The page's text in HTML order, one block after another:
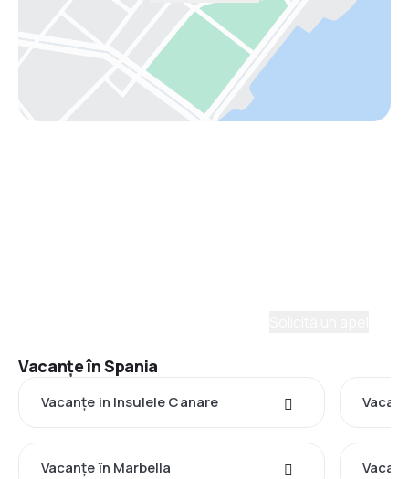
Vacanţe în Spania
Vacanţe in Insulele Canare
Vacanţe în Marbella